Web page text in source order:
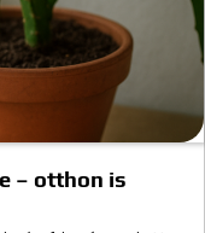
– otthon is